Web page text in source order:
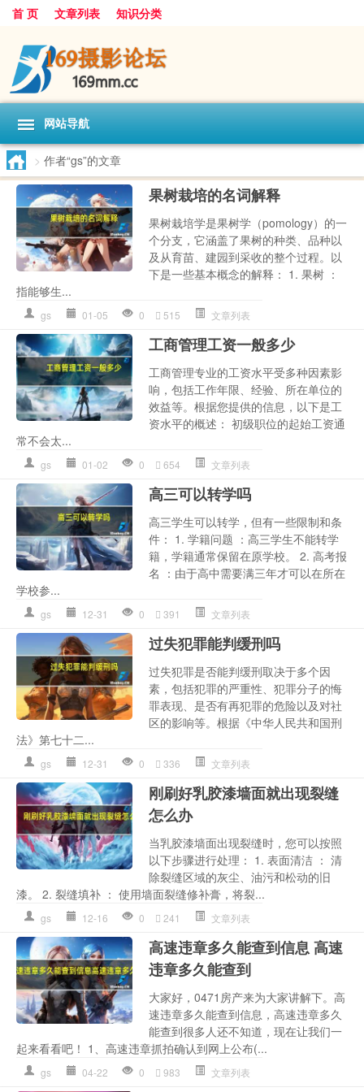
首 页 文章列表 知识分类
网站导航
> 作者“gs”的文章
果树栽培的名词解释
果树栽培学是果树学（pomology）的一
个分支，它涵盖了果树的种类、品种以
及从育苗、建园到采收的整个过程。以
下是一些基本概念的解释： 1. 果树 ：
指能够生...
gs 01-05 0 515 文章列表
工商管理工资一般多少
工商管理专业的工资水平受多种因素影
响，包括工作年限、经验、所在单位的
效益等。根据您提供的信息，以下是工
资水平的概述： 初级职位的起始工资通
常不会太...
gs 01-02 0 654 文章列表
高三可以转学吗
高三学生可以转学，但有一些限制和条
件： 1. 学籍问题 ：高三学生不能转学
籍，学籍通常保留在原学校。 2. 高考报
名 ：由于高中需要满三年才可以在所在
学校参...
gs 12-31 0 391 文章列表
过失犯罪能判缓刑吗
过失犯罪是否能判缓刑取决于多个因
素，包括犯罪的严重性、犯罪分子的悔
罪表现、是否有再犯罪的危险以及对社
区的影响等。根据《中华人民共和国刑
法》第七十二...
gs 12-31 0 336 文章列表
刚刷好乳胶漆墙面就出现裂缝
怎么办
当乳胶漆墙面出现裂缝时，您可以按照
以下步骤进行处理： 1. 表面清洁 ： 清
除裂缝区域的灰尘、油污和松动的旧
漆。 2. 裂缝填补 ： 使用墙面裂缝修补膏，将裂...
gs 12-16 0 241 文章列表
高速违章多久能查到信息 高速
违章多久能查到
大家好，0471房产来为大家讲解下。高
速违章多久能查到信息，高速违章多久
能查到很多人还不知道，现在让我们一
起来看看吧！ 1、高速违章抓拍确认到网上公布(...
gs 04-22 0 983 文章列表